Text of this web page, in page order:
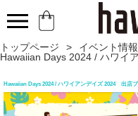
トップページ > イベント情報
Hawaiian Days 2024 / ハワイ
Hawaiian Days 2024 / ハワイアンデイズ 2024 出店